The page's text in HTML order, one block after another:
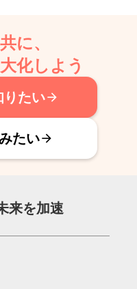
に、
化しよう
りたいarrow_forward
たいarrow_forward
来を加速